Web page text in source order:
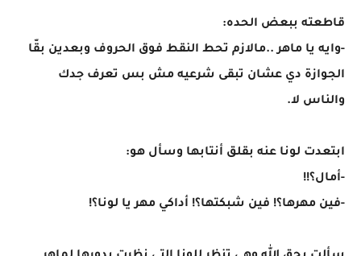
قاطعته ببعض الحده:
-وايه يا ماهر ..مالازم تحط النقط فوق الحروف وبعدين بقّا
الجوازة دي عشان تبقى شرعيه مش بس تعرف جدك
والناس لا.
ابتعدت لونا عنه بقلق أنتابها وسأل هو:
-أمال؟!!
-فين مهرها؟! فين شبكتها؟! أداكي مهر يا لونا؟!